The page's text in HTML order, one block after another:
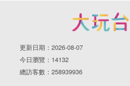
更新日期：2026-08-07
今日瀏覽：14132
總訪客數：258939936